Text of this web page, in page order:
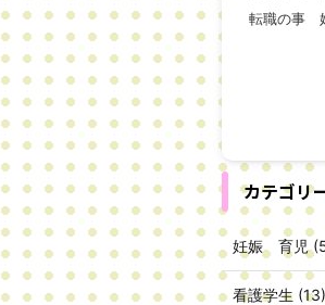
転職の事
カテゴリ
妊娠 育児
看護学生 (13)